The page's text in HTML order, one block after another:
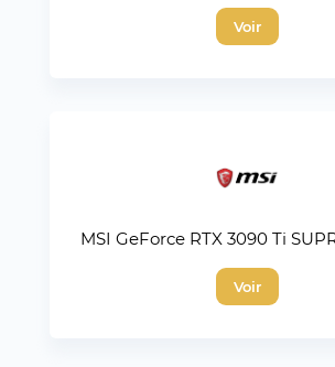
Voir
MSI GeForce RTX 3090 Ti
Voir